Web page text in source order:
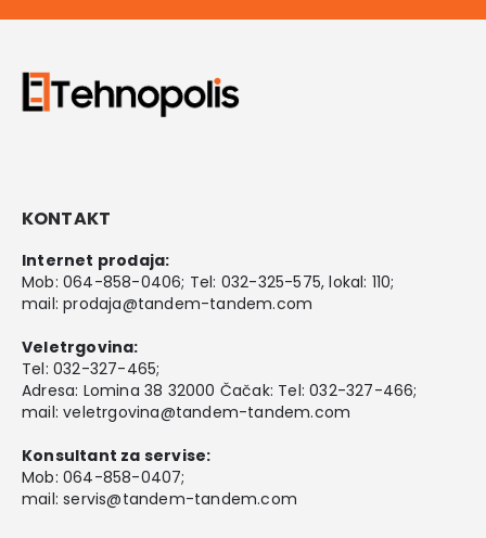
KONTAKT
Internet prodaja:
Mob: 064-858-0406; Tel: 032-325-575, lokal: 110;
mail:prodaja@tandem-tandem.com
Veletrgovina:
Tel: 032-327-465;
Adresa: Lomina 38 32000 Čačak: Tel: 032-327-466;
mail:veletrgovina@tandem-tandem.com
Konsultant za servise:
Mob: 064-858-0407;
mail:servis@tandem-tandem.com